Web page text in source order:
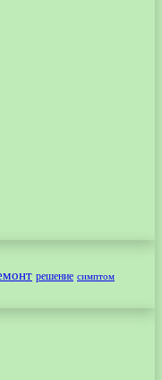
решение симптом